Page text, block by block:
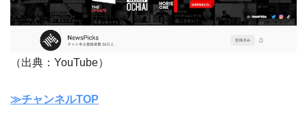
（出典：YouTube）
≫チャンネルTOP